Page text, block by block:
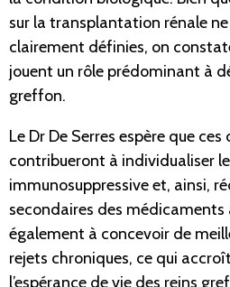
sur la transplantation rénale
clairement définies, on
jouent un rôle prédominant à
greffon.
Le Dr De Serres espère que
contribueront à individualiser
immunosuppressive et, ainsi,
secondaires des
également à concevoir de
rejets chroniques, ce qui
l’espérance de vie des reins